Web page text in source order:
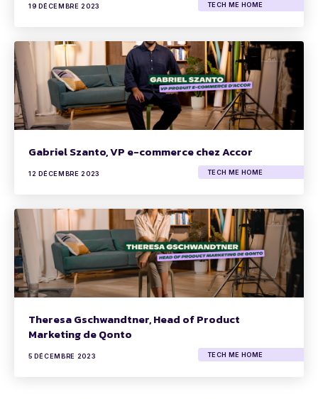
19 DÉCEMBRE 2023 TECH ME HOME
Gabriel Szanto, VP e-commerce chez Accor
12 DÉCEMBRE 2023 TECH ME HOME
Theresa Gschwandtner, Head of Product
Marketing de Qonto
5 DÉCEMBRE 2023 TECH ME HOME